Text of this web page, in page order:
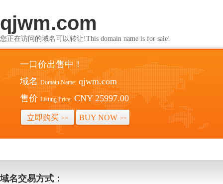
qjwm.com
您正在访问的域名可以转让!This domain name is for sale!
一口价出售中！
域名 Domain Name: qjwm.com
售价 Listing Price: CNY 25997.00
立即购买 >> BUY NOW >>
域名交易方式：